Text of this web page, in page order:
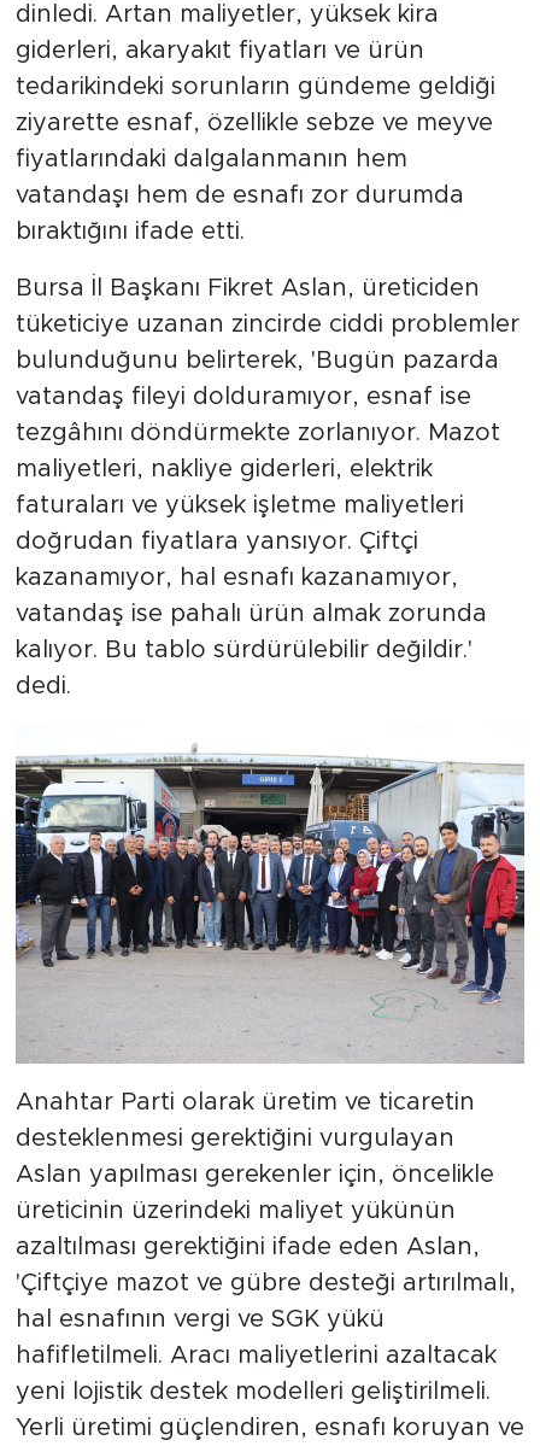
dinledi. Artan maliyetler, yüksek kira
giderleri, akaryakıt fiyatları ve ürün
tedarikindeki sorunların gündeme geldiği
ziyarette esnaf, özellikle sebze ve meyve
fiyatlarındaki dalgalanmanın hem
vatandaşı hem de esnafı zor durumda
bıraktığını ifade etti.
Bursa İl Başkanı Fikret Aslan, üreticiden
tüketiciye uzanan zincirde ciddi problemler
bulunduğunu belirterek, 'Bugün pazarda
vatandaş fileyi dolduramıyor, esnaf ise
tezgâhını döndürmekte zorlanıyor. Mazot
maliyetleri, nakliye giderleri, elektrik
faturaları ve yüksek işletme maliyetleri
doğrudan fiyatlara yansıyor. Çiftçi
kazanamıyor, hal esnafı kazanamıyor,
vatandaş ise pahalı ürün almak zorunda
kalıyor. Bu tablo sürdürülebilir değildir.'
dedi.
Anahtar Parti olarak üretim ve ticaretin
desteklenmesi gerektiğini vurgulayan
Aslan yapılması gerekenler için, öncelikle
üreticinin üzerindeki maliyet yükünün
azaltılması gerektiğini ifade eden Aslan,
'Çiftçiye mazot ve gübre desteği artırılmalı,
hal esnafının vergi ve SGK yükü
hafifletilmeli. Aracı maliyetlerini azaltacak
yeni lojistik destek modelleri geliştirilmeli.
Yerli üretimi güçlendiren, esnafı koruyan ve